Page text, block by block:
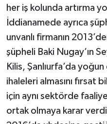
her iş kolunda artırma
İddianamede ayrıca
unvanlı firmanın
şüpheli Baki Nugay’ın
Kilis, Şanlıurfa’da
ihaleleri almasını fırsat
için aynı sektörde
ortak olmaya karar